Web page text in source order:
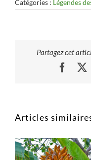
Catégories : Légendes
Partagez cet
X
Articles